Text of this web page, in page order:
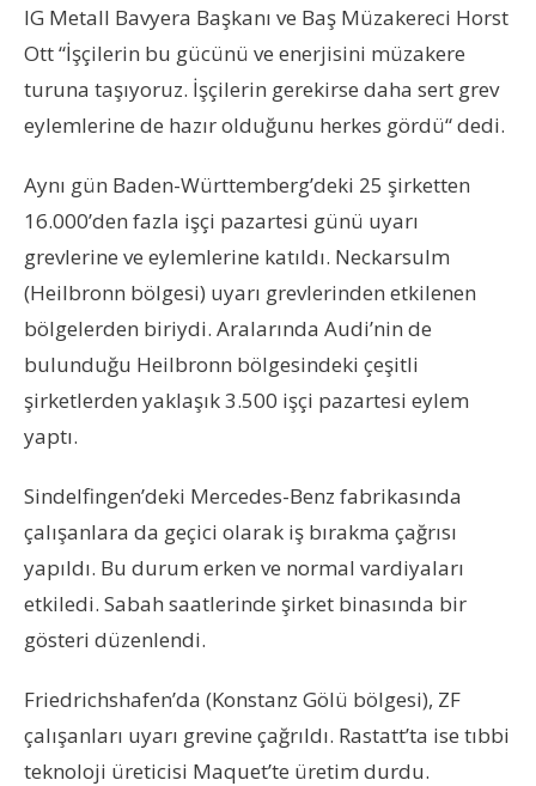
IG Metall Bavyera Başkanı ve Baş Müzakereci Horst
Ott “İşçilerin bu gücünü ve enerjisini müzakere
turuna taşıyoruz. İşçilerin gerekirse daha sert grev
eylemlerine de hazır olduğunu herkes gördü“ dedi.
Aynı gün Baden-Württemberg’deki 25 şirketten
16.000’den fazla işçi pazartesi günü uyarı
grevlerine ve eylemlerine katıldı. Neckarsulm
(Heilbronn bölgesi) uyarı grevlerinden etkilenen
bölgelerden biriydi. Aralarında Audi’nin de
bulunduğu Heilbronn bölgesindeki çeşitli
şirketlerden yaklaşık 3.500 işçi pazartesi eylem
yaptı.
Sindelfingen’deki Mercedes-Benz fabrikasında
çalışanlara da geçici olarak iş bırakma çağrısı
yapıldı. Bu durum erken ve normal vardiyaları
etkiledi. Sabah saatlerinde şirket binasında bir
gösteri düzenlendi.
Friedrichshafen’da (Konstanz Gölü bölgesi), ZF
çalışanları uyarı grevine çağrıldı. Rastatt’ta ise tıbbi
teknoloji üreticisi Maquet’te üretim durdu.